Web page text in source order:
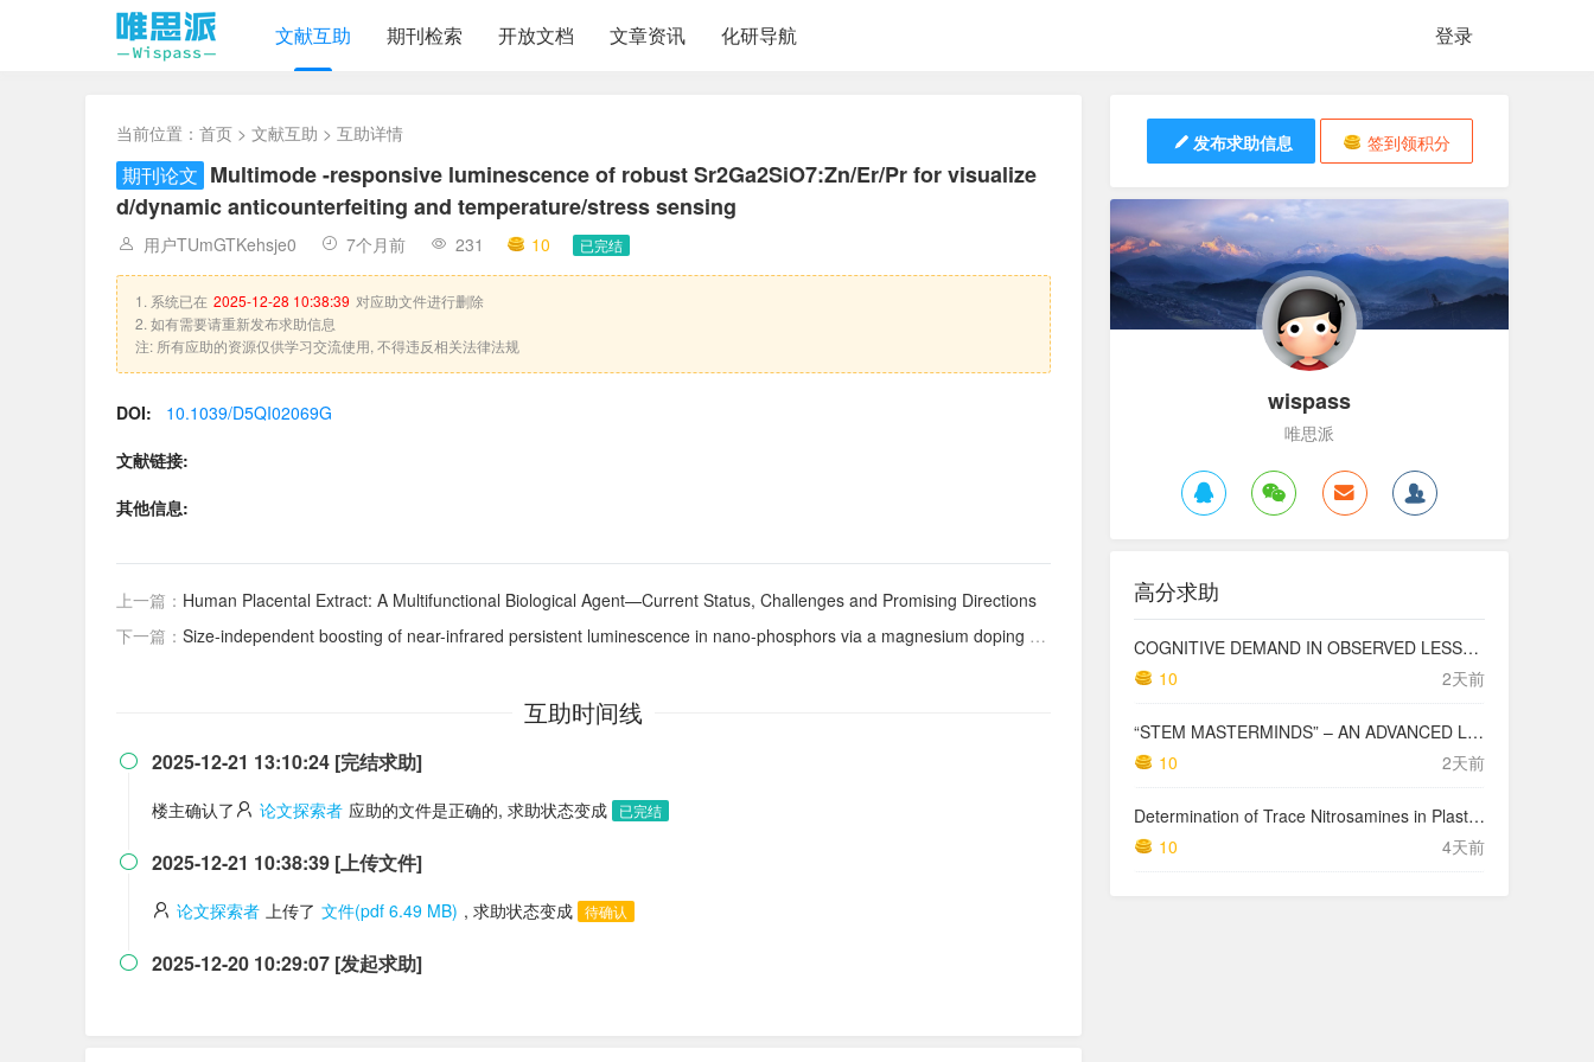
登录
文献互助 期刊检索 开放文档 文章资讯 化研导航
当前位置： 首页 > 文献互助 > 互助详情
期刊论文 Multimode -responsive luminescence of robust Sr2Ga2SiO7:Zn/Er/Pr for visualize
d/dynamic anticounterfeiting and temperature/stress sensing
用户TUmGTKehsje0 7个月前 231 10 已完结
1. 系统已在 2025-12-28 10:38:39 对应助文件进行删除
2. 如有需要请重新发布求助信息
注: 所有应助的资源仅供学习交流使用, 不得违反相关法律法规
DOI:
10.1039/D5QI02069G
文献链接:
其他信息:
上一篇： Human Placental Extract: A Multifunctional Biological Agent—Current Status, Challenges and Promising Directions
下一篇： Size-independent boosting of near-infrared persistent luminescence in nano-phosphors via a magnesium doping strategy
互助时间线
 2025-12-21 13:10:24 [完结求助]
楼主确认了 论文探索者 应助的文件是正确的, 求助状态变成 已完结
 2025-12-21 10:38:39 [上传文件]
论文探索者 上传了 文件(pdf 6.49 MB) , 求助状态变成 待确认
 2025-12-20 10:29:07 [发起求助]
发布求助信息 签到领积分
wispass
唯思派
高分求助
COGNITIVE DEMAND IN OBSERVED LESSONS AND NATIONAL TESTING COMPARED TO PISA MATHEMATICS RESULTS IN LATVIA
10
2天前
“STEM MASTERMINDS” – AN ADVANCED LEVEL INTEGRATED STEM CURRICULUM
10
2天前
Determination of Trace Nitrosamines in Plastic Pharmaceutical Packaging Materials
10
4天前